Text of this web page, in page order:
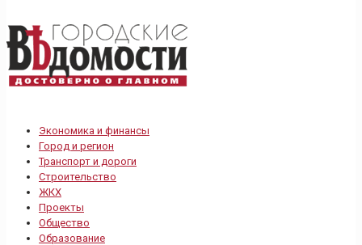
Экономика и финансы
Город и регион
Транспорт и дороги
Строительство
ЖКХ
Проекты
Общество
Образование